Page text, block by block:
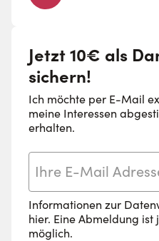
Jetzt 10€ als
sichern!
Ich möchte per E-Mail
meine Interessen
erhalten.
Informationen zur
hier. Eine Abmeldung ist
möglich.